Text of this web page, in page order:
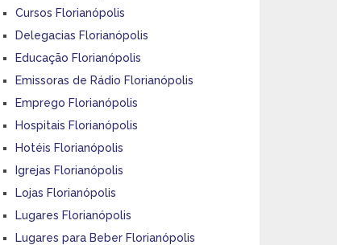
Cursos Florianópolis
Delegacias Florianópolis
Educação Florianópolis
Emissoras de Rádio Florianópolis
Emprego Florianópolis
Hospitais Florianópolis
Hotéis Florianópolis
Igrejas Florianópolis
Lojas Florianópolis
Lugares Florianópolis
Lugares para Beber Florianópolis